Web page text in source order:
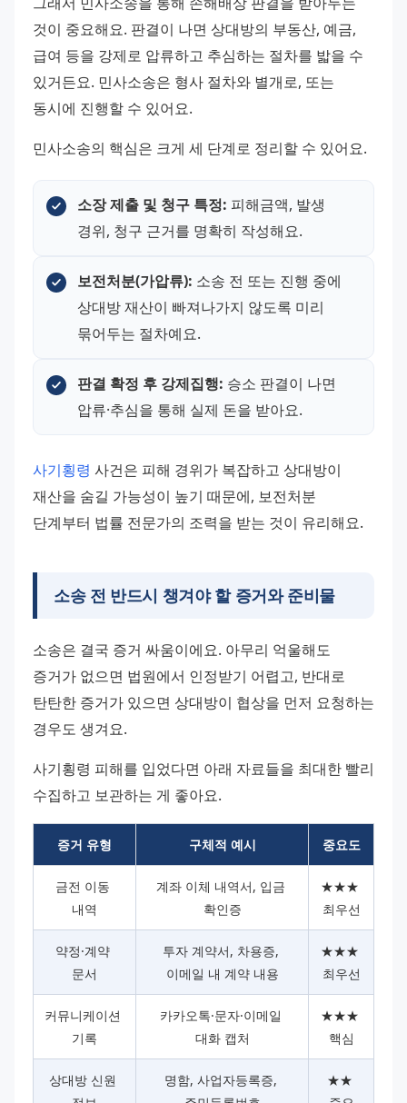
것이 중요해요. 판결이 나면 상대방의 부동산, 예금,
급여 등을 강제로 압류하고 추심하는 절차를 밟을 수
있거든요. 민사소송은 형사 절차와 별개로, 또는
동시에 진행할 수 있어요.
민사소송의 핵심은 크게 세 단계로 정리할 수 있어요.
소장 제출 및 청구 특정: 피해금액, 발생
경위, 청구 근거를 명확히 작성해요.
보전처분(가압류): 소송 전 또는 진행 중에
상대방 재산이 빠져나가지 않도록 미리
묶어두는 절차예요.
판결 확정 후 강제집행: 승소 판결이 나면
압류·추심을 통해 실제 돈을 받아요.
사기횡령 사건은 피해 경위가 복잡하고 상대방이
재산을 숨길 가능성이 높기 때문에, 보전처분
단계부터 법률 전문가의 조력을 받는 것이 유리해요.
소송 전 반드시 챙겨야 할 증거와 준비물
소송은 결국 증거 싸움이에요. 아무리 억울해도
증거가 없으면 법원에서 인정받기 어렵고, 반대로
탄탄한 증거가 있으면 상대방이 협상을 먼저 요청하는
경우도 생겨요.
사기횡령 피해를 입었다면 아래 자료들을 최대한 빨리
수집하고 보관하는 게 좋아요.
증거 유형 구체적 예시 중요도
금전 이동
내역
계좌 이체 내역서, 입금
확인증
★★★
최우선
약정·계약
문서
투자 계약서, 차용증,
이메일 내 계약 내용
★★★
최우선
커뮤니케이션
기록
카카오톡·문자·이메일
대화 캡처
★★★
핵심
상대방 신원
명함, 사업자등록증,
★★